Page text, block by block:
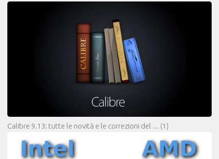
Calibre 9.13: tutte le novità e le correzioni del… (1)